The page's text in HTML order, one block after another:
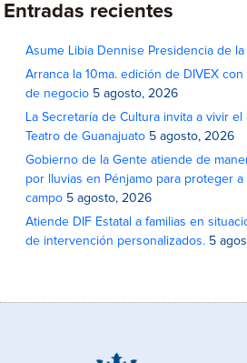
Entradas recientes
Asume Libia Dennise Presidencia de la
Arranca la 10ma. edición de DIVEX
de negocio 5 agosto, 2026
La Secretaría de Cultura invita a vivir
Teatro de Guanajuato 5 agosto, 2026
Gobierno de la Gente atiende de
por lluvias en Pénjamo para proteger
campo 5 agosto, 2026
Atiende DIF Estatal a familias en
de intervención personalizados. 5